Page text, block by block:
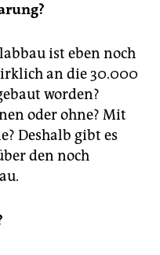
ist eben noch
an die 30.000
worden?
oder ohne? Mit
Deshalb gibt es
den noch